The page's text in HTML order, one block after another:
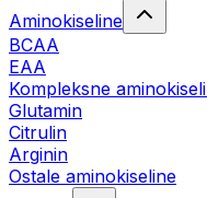
Aminokiseline
BCAA
EAA
Kompleksne
Glutamin
Citrulin
Arginin
Ostale aminokiseline